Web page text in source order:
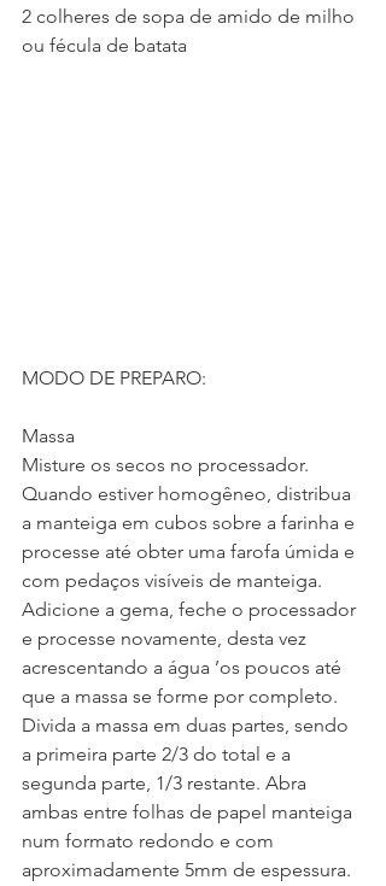
2 colheres de sopa de amido de milho
ou fécula de batata
MODO DE PREPARO:
Massa
Misture os secos no processador.
Quando estiver homogêneo, distribua
a manteiga em cubos sobre a farinha e
processe até obter uma farofa úmida e
com pedaços visíveis de manteiga.
Adicione a gema, feche o processador
e processe novamente, desta vez
acrescentando a água ’os poucos até
que a massa se forme por completo.
Divida a massa em duas partes, sendo
a primeira parte 2/3 do total e a
segunda parte, 1/3 restante. Abra
ambas entre folhas de papel manteiga
num formato redondo e com
aproximadamente 5mm de espessura.